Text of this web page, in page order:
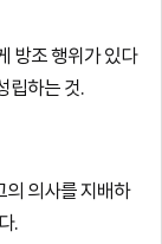
방조 행위가 있다
립하는 것.
의 의사를 지배하
.